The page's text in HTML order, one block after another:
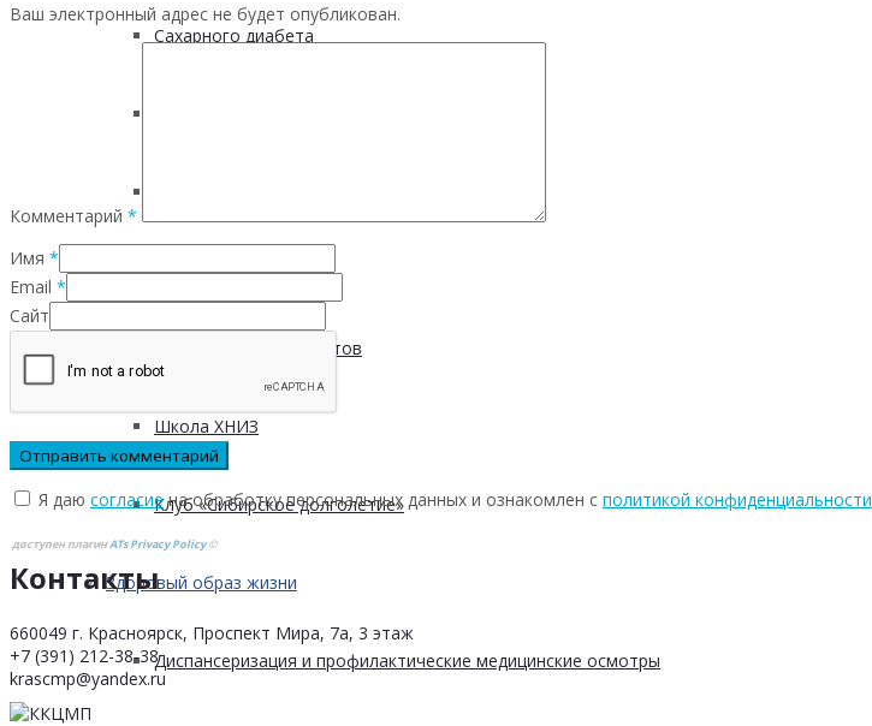
Сахарного диабета
Гепатита С
Безопасность пациентов
Школа ХНИЗ
Клуб «Сибирское долголетие»
Здоровый образ жизни
Диспансеризация и профилактические медицинские осмотры
Ваш электронный адрес не будет опубликован.
Комментарий *
Имя *
Email *
Сайт
Я даю согласиена обработку персональных данных и ознакомлен с политикой конфиденциальности
доступен плагинATs Privacy Policy©
Контакты
660049 г. Красноярск, Проспект Мира, 7а, 3 этаж
+7 (391) 212-38-38
krascmp@yandex.ru